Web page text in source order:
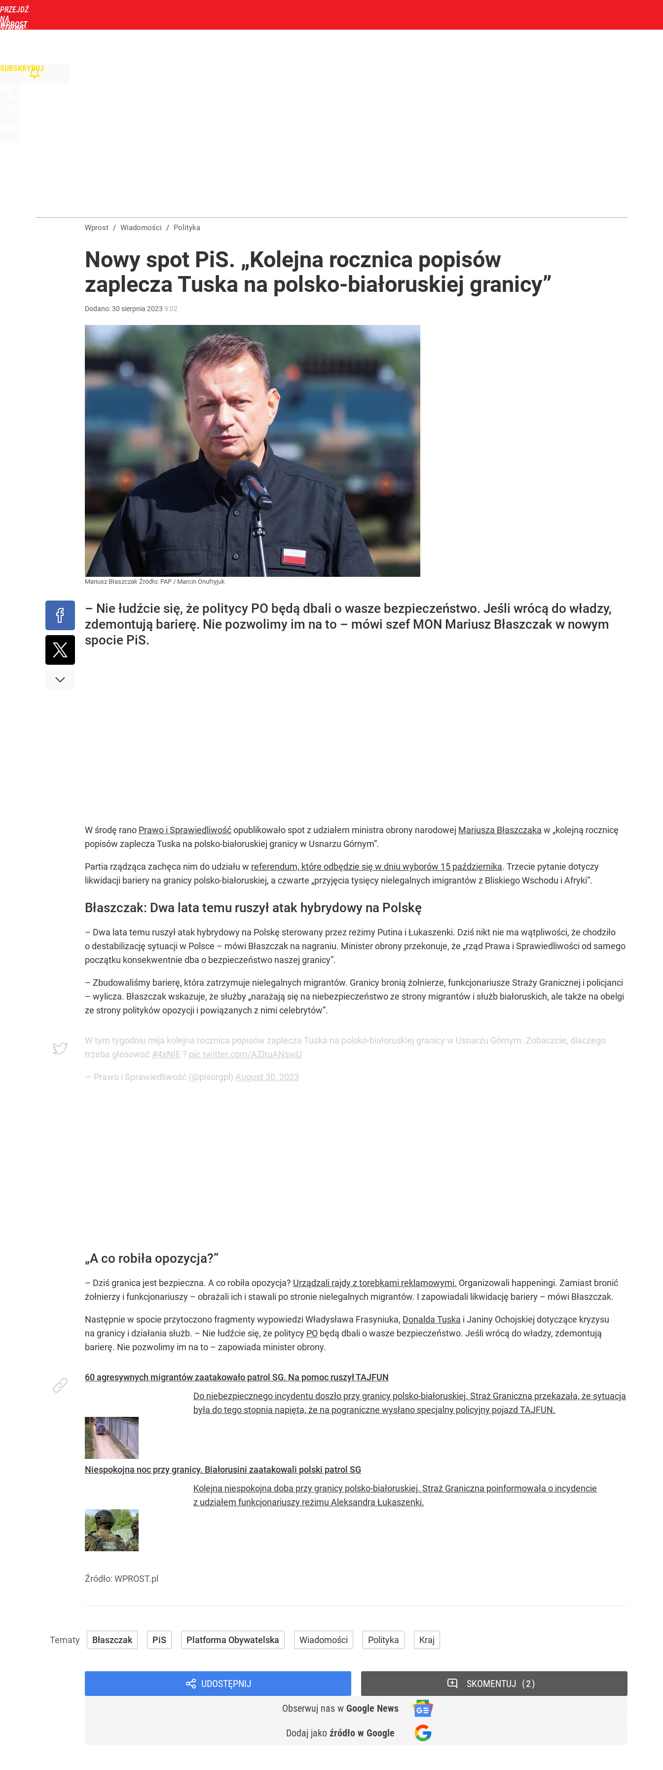
PRZEJDŹ
NA
STRONĘ
WPROST
SUBSKRYBUJ
Wprost / Wiadomości / Polityka
Nowy spot PiS. „Kolejna rocznica popisów
zaplecza Tuska na polsko-białoruskiej granicy”
Dodano:30 sierpnia 2023 9:02
Mariusz Błaszczak Źródło: PAP / Marcin Onufryjuk
– Nie łudźcie się, że politycy PO będą dbali o wasze bezpieczeństwo. Jeśli wrócą do władzy,
zdemontują barierę. Nie pozwolimy im na to – mówi szef MON Mariusz Błaszczak w nowym
spocie PiS.
W środę rano Prawo i Sprawiedliwośćopublikowało spot z udziałem ministra obrony narodowej Mariusza Błaszczaka w „kolejną rocznicę
popisów zaplecza Tuska na polsko-białoruskiej granicy w Usnarzu Górnym”.
Partia rządząca zachęca nim do udziału w referendum, które odbędzie się w dniu wyborów 15 października. Trzecie pytanie dotyczy
likwidacji bariery na granicy polsko-białoruskiej, a czwarte „przyjęcia tysięcy nielegalnych imigrantów z Bliskiego Wschodu i Afryki”.
Błaszczak: Dwa lata temu ruszył atak hybrydowy na Polskę
– Dwa lata temu ruszył atak hybrydowy na Polskę sterowany przez reżimy Putina i Łukaszenki. Dziś nikt nie ma wątpliwości, że chodziło
o destabilizację sytuacji w Polsce – mówi Błaszczak na nagraniu. Minister obrony przekonuje, że „rząd Prawa i Sprawiedliwości od samego
początku konsekwentnie dba o bezpieczeństwo naszej granicy”.
– Zbudowaliśmy barierę, która zatrzymuje nielegalnych migrantów. Granicy bronią żołnierze, funkcjonariusze Straży Granicznej i policjanci
– wylicza. Błaszczak wskazuje, że służby „narażają się na niebezpieczeństwo ze strony migrantów i służb białoruskich, ale także na obelgi
ze strony polityków opozycji i powiązanych z nimi celebrytów”.
W tym tygodniu mija kolejna rocznica popisów zaplecza Tuska na polsko-białoruskiej granicy w Usnarzu Górnym. Zobaczcie, dlaczego
trzeba głosować #4xNIE ? pic.twitter.com/AZlruANswU
— Prawo i Sprawiedliwość (@pisorgpl) August 30, 2023
„A co robiła opozycja?”
– Dziś granica jest bezpieczna. A co robiła opozycja? Urządzali rajdy z torebkami reklamowymi. Organizowali happeningi. Zamiast bronić
żołnierzy i funkcjonariuszy – obrażali ich i stawali po stronie nielegalnych migrantów. I zapowiadali likwidację bariery – mówi Błaszczak.
Następnie w spocie przytoczono fragmenty wypowiedzi Władysława Frasyniuka, Donalda Tuska i Janiny Ochojskiej dotyczące kryzysu
na granicy i działania służb. – Nie łudźcie się, że politycy PO będą dbali o wasze bezpieczeństwo. Jeśli wrócą do władzy, zdemontują
barierę. Nie pozwolimy im na to – zapowiada minister obrony.
60 agresywnych migrantów zaatakowało patrol SG. Na pomoc ruszył TAJFUN
Do niebezpiecznego incydentu doszło przy granicy polsko-białoruskiej. Straż Graniczna przekazała, że sytuacja
była do tego stopnia napięta, że na pograniczne wysłano specjalny policyjny pojazd TAJFUN.
Niespokojna noc przy granicy. Białorusini zaatakowali polski patrol SG
Kolejna niespokojna doba przy granicy polsko-białoruskiej. Straż Graniczna poinformowała o incydencie
z udziałem funkcjonariuszy reżimu Aleksandra Łukaszenki.
Źródło: WPROST.pl
Błaszczak PiS Platforma Obywatelska Wiadomości Polityka Kraj
UDOSTĘPNIJ
Obserwuj nas w Google News
Dodaj jako źródło w Google
SKOMENTUJ 2